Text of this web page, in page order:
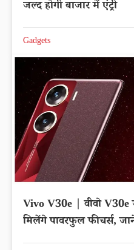
जल्द होगी बाजार में एंट्री
Gadgets
Vivo V30e | वीवो V30e
मिलेंगे पावरफुल फीचर्स,